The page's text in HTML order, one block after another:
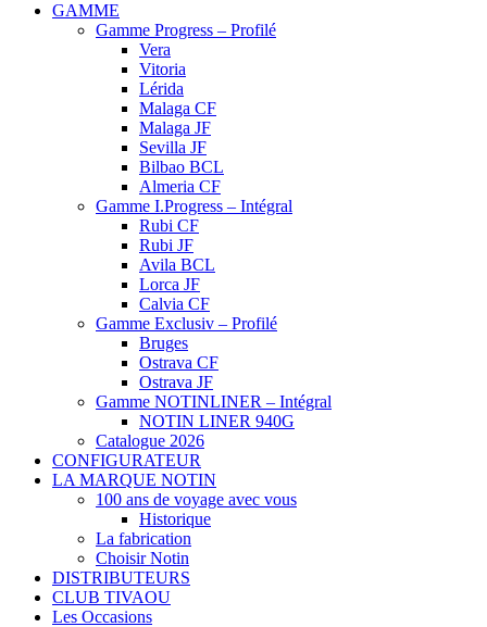
GAMME
Gamme Progress – Profilé
Vera
Vitoria
Lérida
Malaga CF
Malaga JF
Sevilla JF
Bilbao BCL
Almeria CF
Gamme I.Progress – Intégral
Rubi CF
Rubi JF
Avila BCL
Lorca JF
Calvia CF
Gamme Exclusiv – Profilé
Bruges
Ostrava CF
Ostrava JF
Gamme NOTINLINER – Intégral
NOTIN LINER 940G
Catalogue 2026
CONFIGURATEUR
LA MARQUE NOTIN
100 ans de voyage avec vous
Historique
La fabrication
Choisir Notin
DISTRIBUTEURS
CLUB TIVAOU
Les Occasions